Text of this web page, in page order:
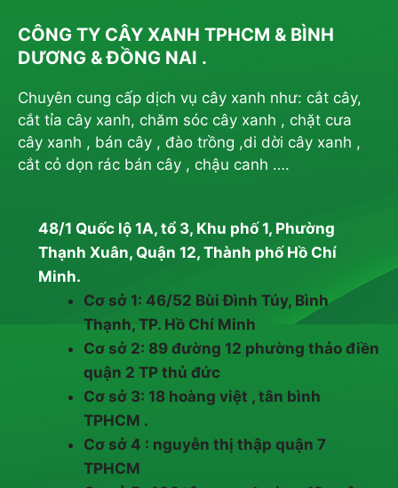
CÔNG TY CÂY XANH TPHCM & BÌNH
DƯƠNG & ĐỒNG NAI .
Chuyên cung cấp dịch vụ cây xanh như: cắt cây,
cắt tỉa cây xanh, chăm sóc cây xanh , chặt cưa
cây xanh , bán cây , đào trồng ,di dời cây xanh ,
cắt cỏ dọn rác bán cây , chậu canh ….
48/1 Quốc lộ 1A, tổ 3, Khu phố 1, Phường
Thạnh Xuân, Quận 12, Thành phố Hồ Chí
Minh.
Cơ sở 1: 46/52 Bùi Đình Túy, Bình
Thạnh, TP. Hồ Chí Minh
Cơ sở 2: 89 đường 12 phường thảo điền
quận 2 TP thủ đức
Cơ sở 3: 18 hoàng việt , tân bình
TPHCM .
Cơ sở 4 : nguyễn thị thập quận 7
TPHCM